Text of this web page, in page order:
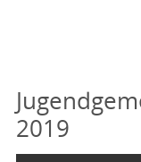
2019